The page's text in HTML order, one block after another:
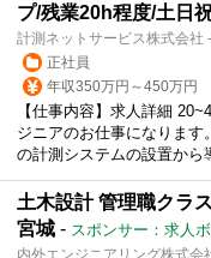
プ/残業20h程度/土日
計測ネットサービス株式会社
正社員
年収350万円～450万円
【仕事内容】求人詳細
ジニアのお仕事になりま
の計測システムの設置から
土木設計 管理職クラ
宮城 - スポンサー：求人
内外エンジニアリング株式会